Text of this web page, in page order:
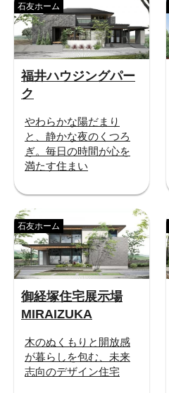
福井ハウジングパー
ク
石友ホーム
やわらかな陽だまり
と、静かな夜のくつろ
ぎ。毎日の時間が心を
満たす住まい
御経塚住宅展示場
MIRAIZUKA
石友ホーム
木のぬくもりと開放感
が暮らしを包む、未来
志向のデザイン住宅